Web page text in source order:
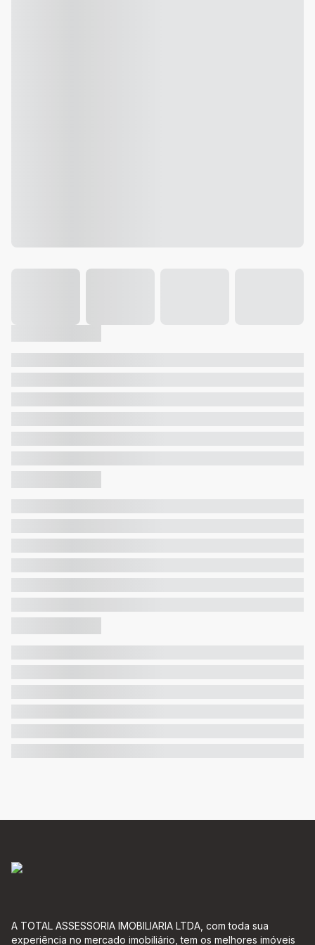
A TOTAL ASSESSORIA IMOBILIARIA LTDA, com toda sua
experiência no mercado imobiliário, tem os melhores imóveis